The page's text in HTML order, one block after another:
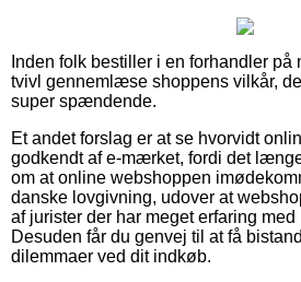
Inden folk bestiller i en forhandler på
tvivl gennemlæse shoppens vilkår,
super spændende.
Et andet forslag er at se hvorvidt
godkendt af e-mærket, fordi det
om at online webshoppen
danske lovgivning, udover at
af jurister der har meget erfaring
Desuden får du genvej til at få
dilemmaer ved dit indkøb.